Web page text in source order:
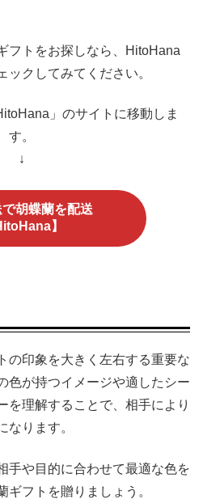
フトをお探しなら、HitoHana
クしてみてください。
」のサイトに移動しま
す。
↓
胡蝶蘭を配送
】
の印象を大きく左右する重要な
色が持つイメージや適したシー
を理解することで、相手により
なります。
手や目的に合わせて最適な色を
フトを贈りましょう。